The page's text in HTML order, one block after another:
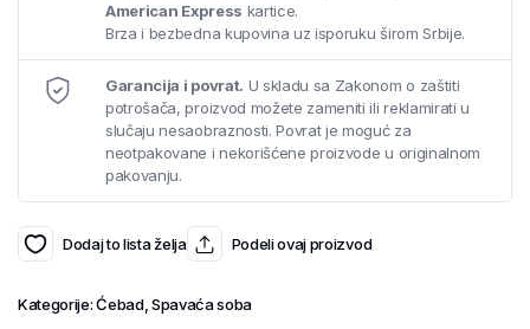
American Express kartice.
Brza i bezbedna kupovina uz isporuku širom Srbije.
Garancija i povrat. U skladu sa Zakonom o zaštiti
potrošača, proizvod možete zameniti ili reklamirati u
slučaju nesaobraznosti. Povrat je moguć za
neotpakovane i nekorišćene proizvode u originalnom
pakovanju.
Dodaj to lista želja Podeli ovaj proizvod
Kategorije:Ćebad, Spavaća soba